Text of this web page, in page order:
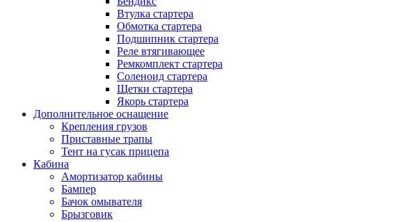
Втулка стартера
Обмотка стартера
Подшипник стартера
Реле втягивающее
Ремкомплект стартера
Соленоид стартера
Щетки стартера
Якорь стартера
Дополнительное оснащение
Крепления грузов
Приставные трапы
Тент на гусак прицепа
Кабина
Амортизатор кабины
Бампер
Бачок омывателя
Брызговик